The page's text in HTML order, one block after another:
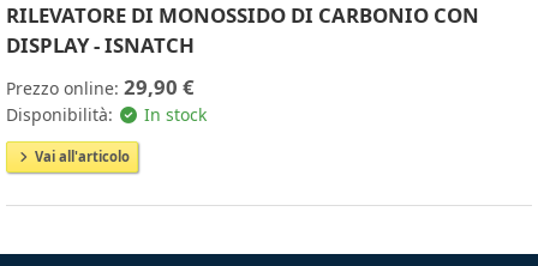
RILEVATORE DI MONOSSIDO DI CARBONIO CON
DISPLAY - ISNATCH
Prezzo online: 29,90 €
Disponibilità: In stock
Vai all'articolo